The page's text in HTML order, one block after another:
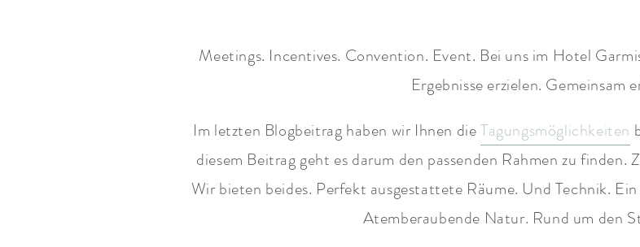
Meetings. Incentives. Convention. Event. Bei uns im Hotel
Ergebnisse erzielen. Gemeinsam
Im letzten Blogbeitrag haben wir Ihnen dieTagungsmöglichkeiten
diesem Beitrag geht es darum den passenden Rahmen zu
Wir bieten beides. Perfekt ausgestattete Räume. Und Technik.
Atemberaubende Natur. Rund um den